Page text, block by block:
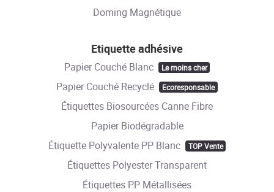
Doming Magnétique
Etiquette adhésive
Papier Couché Blanc Le moins cher
Papier Couché Recyclé Ecoresponsable
Étiquettes Biosourcées Canne Fibre
Papier Biodégradable
Étiquette Polyvalente PP Blanc
TOP Vente
Étiquettes Polyester Transparent
Étiquettes PP Métallisées